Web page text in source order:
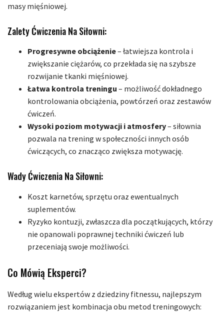
masy mięśniowej.
Zalety Ćwiczenia Na Siłowni:
Progresywne obciążenie– łatwiejsza kontrola i
zwiększanie ciężarów, co przekłada się na szybsze
rozwijanie tkanki mięśniowej.
Łatwa kontrola treningu – możliwość dokładnego
kontrolowania obciążenia, powtórzeń oraz zestawów
ćwiczeń.
Wysoki poziom motywacji i atmosfery– siłownia
pozwala na trening w społeczności innych osób
ćwiczących, co znacząco zwiększa motywację.
Wady Ćwiczenia Na Siłowni:
Koszt karnetów, sprzętu oraz ewentualnych
suplementów.
Ryzyko kontuzji, zwłaszcza dla początkujących, którzy
nie opanowali poprawnej techniki ćwiczeń lub
przeceniają swoje możliwości.
Co Mówią Eksperci?
Według wielu ekspertów z dziedziny fitnessu, najlepszym
rozwiązaniem jest kombinacja obu metod treningowych: